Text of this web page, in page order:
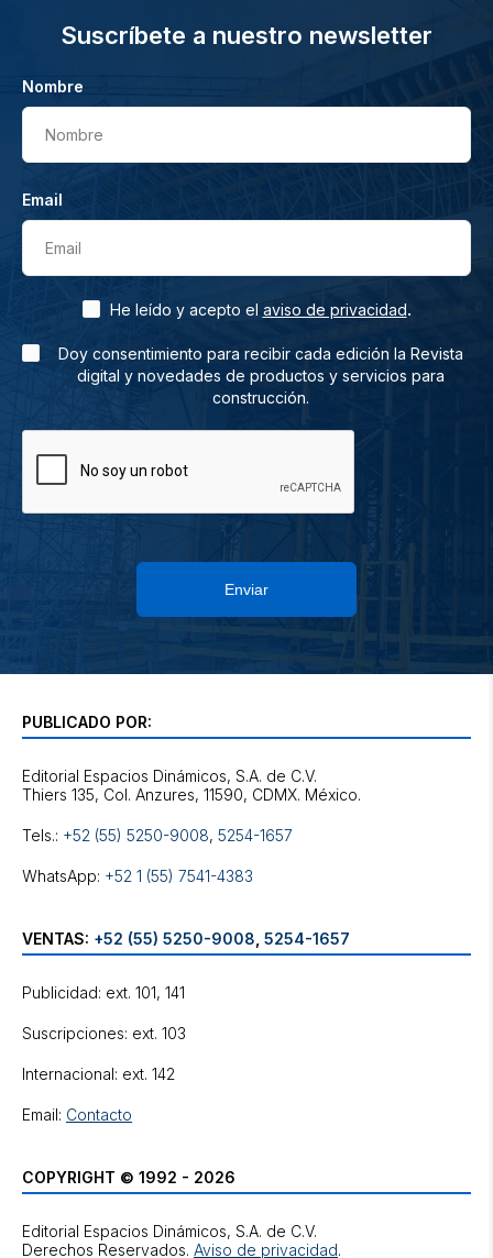
Suscríbete a nuestro newsletter
Nombre
Nombre
Email
Email
He leído y acepto el aviso de privacidad.
Doy consentimiento para recibir cada edición la Revista
digital y novedades de productos y servicios para
construcción.
Enviar
PUBLICADO POR:
Editorial Espacios Dinámicos, S.A. de C.V.
Tels.: +52 (55) 5250-9008, 5254-1657
WhatsApp: +52 1 (55) 7541-4383
VENTAS: +52 (55) 5250-9008 5254-1657
Publicidad: ext. 101, 141
Suscripciones: ext. 103
Internacional: ext. 142
Email: Contacto
COPYRIGHT © 1992 - 2026
Editorial Espacios Dinámicos, S.A. de C.V.
Derechos Reservados. Aviso de privacidad.